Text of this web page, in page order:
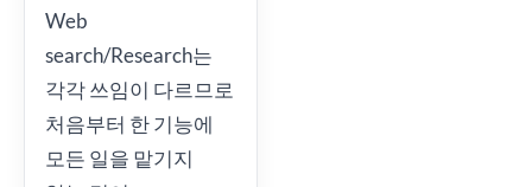
Web
search/Research는
각각 쓰임이 다르므로
처음부터 한 기능에
모든 일을 맡기지